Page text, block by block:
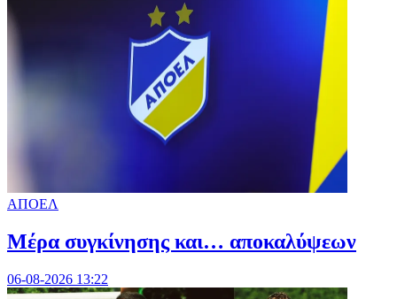
ΑΠΟΕΛ
Mέρα συγκίνησης και… αποκαλύψεων
06-08-2026 13:22